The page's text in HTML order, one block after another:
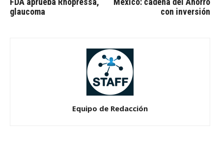
glaucoma
con inversión
Equipo de Redacción